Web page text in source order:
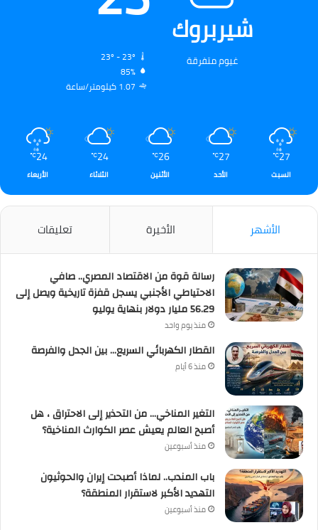
شيربروك
غيوم متفرقة
85%
1.07 كيلومتر/ساعة
27
℃
السبت
27
℃
الأحد
26
℃
الأثنين
24
℃
الثلاثاء
24
℃
الأربعاء
الأشهر الأخيرة تعليقات
رسالة قوة من الاقتصاد المصري.. صافي
الاحتياطي الأجنبي يسجل قفزة تاريخية ويصل إلى
56.29 مليار دولار بنهاية يوليو
منذ يوم واحد
القطار الكهربائي السريع… بين الجدل والفرصة
منذ 6 أيام
التغير المناخي… من التحذير إلى الاحتراق ، هل
أصبح العالم يعيش عصر الكوارث المناخية؟
منذ أسبوعين
باب المندب.. لماذا أصبحت إيران والحوثيون
التهديد الأكبر لاستقرار المنطقة؟
منذ أسبوعين